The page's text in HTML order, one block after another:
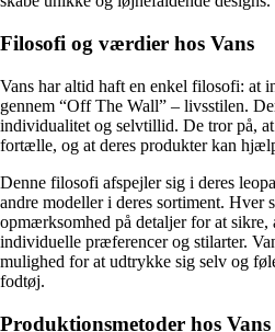
Filosofi og værdier hos Vans
Vans har altid haft en enkel filosofi: at
gennem “Off The Wall” – livsstilen.
individualitet og selvtillid. De tror på,
fortælle, og at deres produkter kan
Denne filosofi afspejler sig i deres
andre modeller i deres sortiment. Hver
opmærksomhed på detaljer for at sikre,
individuelle præferencer og stilarter.
mulighed for at udtrykke sig selv og
fodtøj.
Produktionsmetoder hos Vans